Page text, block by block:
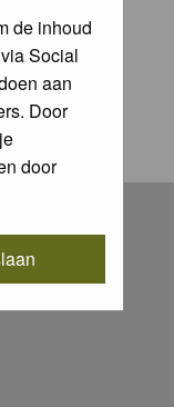
de inhoud
Social
aan
Door
door